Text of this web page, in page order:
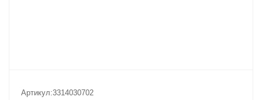
Артикул:3314030702